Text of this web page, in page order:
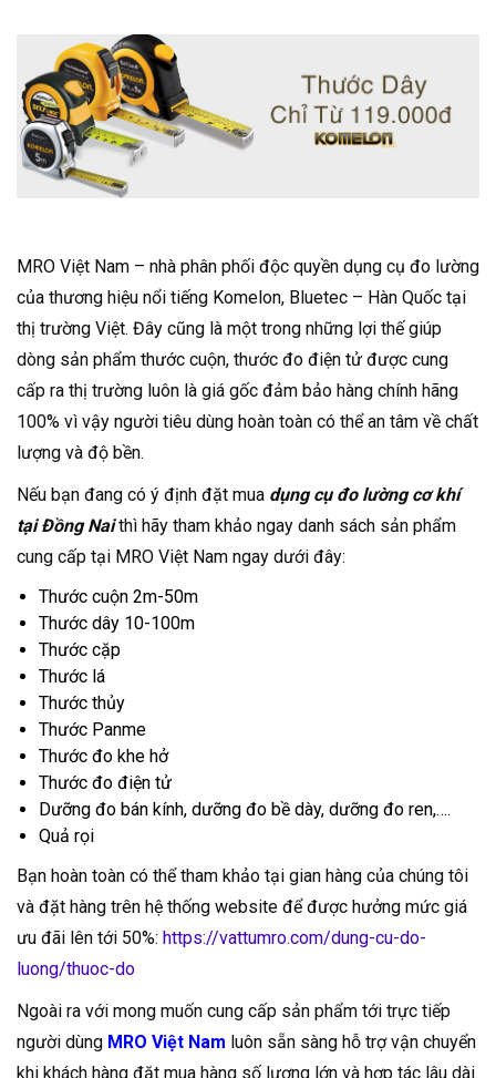
MRO Việt Nam – nhà phân phối độc quyền dụng cụ đo lường
của thương hiệu nổi tiếng Komelon, Bluetec – Hàn Quốc tại
thị trường Việt. Đây cũng là một trong những lợi thế giúp
dòng sản phẩm thước cuộn, thước đo điện tử được cung
cấp ra thị trường luôn là giá gốc đảm bảo hàng chính hãng
100% vì vậy người tiêu dùng hoàn toàn có thể an tâm về chất
lượng và độ bền.
Nếu bạn đang có ý định đặt mua dụng cụ đo lường cơ khí
tại Đồng Naithì hãy tham khảo ngay danh sách sản phẩm
cung cấp tại MRO Việt Nam ngay dưới đây:
Thước cuộn 2m-50m
Thước dây 10-100m
Thước cặp
Thước lá
Thước thủy
Thước Panme
Thước đo khe hở
Thước đo điện tử
Dưỡng đo bán kính, dưỡng đo bề dày, dưỡng đo ren,….
Quả rọi
Bạn hoàn toàn có thể tham khảo tại gian hàng của chúng tôi
và đặt hàng trên hệ thống website để được hưởng mức giá
ưu đãi lên tới 50%: https://vattumro.com/dung-cu-do-
luong/thuoc-do
Ngoài ra với mong muốn cung cấp sản phẩm tới trực tiếp
người dùng MRO Việt Nam luôn sẵn sàng hỗ trợ vận chuyển
khi khách hàng đặt mua hàng số lượng lớn và hợp tác lâu dài.